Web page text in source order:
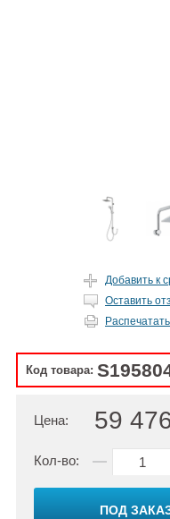
Добавить к
Оставить
Распечатать
Код товара:
Цена: 59
Кол-во:
ПОД